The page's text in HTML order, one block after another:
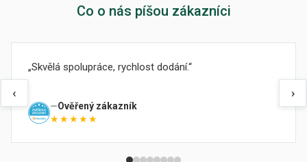
Co o nás píšou zákazníci
‹
Skvělá spolupráce, rychlost dodání.
Ověřený zákazník
★★★★★
›